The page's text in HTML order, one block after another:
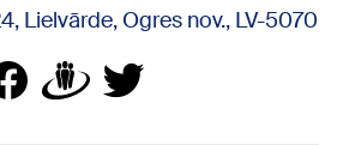
Lielvārde, Ogres nov., LV-5070